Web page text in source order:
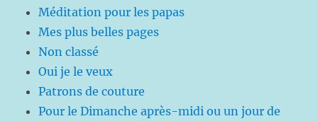
Méditation pour les papas
Mes plus belles pages
Non classé
Oui je le veux
Patrons de couture
Pour le Dimanche après-midi ou un jour de